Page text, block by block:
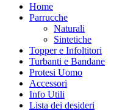
Home
Parrucche
Naturali
Sintetiche
Topper e Infoltitori
Turbanti e Bandane
Protesi Uomo
Accessori
Info Utili
Lista dei desideri